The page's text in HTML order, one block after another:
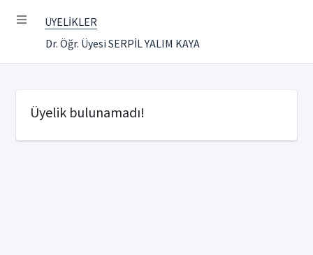
ÜYELİKLER
Dr. Öğr. Üyesi SERPİL YALIM KAYA
Üyelik bulunamadı!